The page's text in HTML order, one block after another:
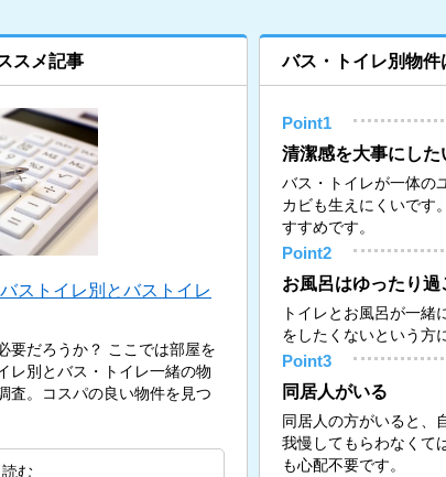
スメ記事
ストイレ別とバストイレ
要だろうか？ ここでは部屋を
レ別とバス・トイレ一緒の物
査。コスパの良い物件を見つ
む
バス・トイレ別物
Point1
清潔感を大事にした
バス・トイレが一体の
カビも生えにくいです
すすめです。
Point2
お風呂はゆったり過
トイレとお風呂が一緒
をしたくないという方
Point3
同居人がいる
同居人の方がいると、
我慢してもらわなくて
も心配不要です。